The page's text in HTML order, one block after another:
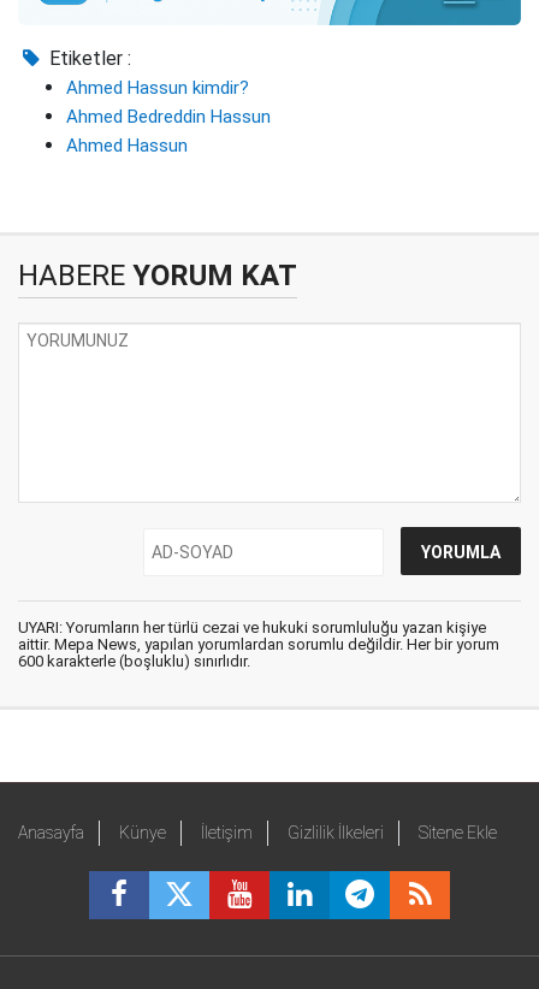
Etiketler :
Ahmed Hassun kimdir?
Ahmed Bedreddin Hassun
Ahmed Hassun
HABERE YORUM KAT
UYARI: Yorumların her türlü cezai ve hukuki sorumluluğu yazan kişiye
aittir. Mepa News, yapılan yorumlardan sorumlu değildir. Her bir yorum
600 karakterle (boşluklu) sınırlıdır.
Anasayfa Künye İletişim Gizlilik İlkeleri Sitene Ekle